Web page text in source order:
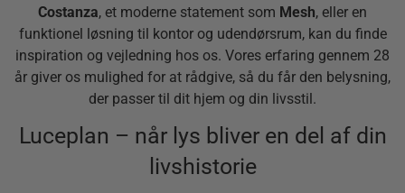
Costanza, et moderne statement som Mesh, eller en
funktionel løsning til kontor og udendørsrum, kan du finde
inspiration og vejledning hos os. Vores erfaring gennem 28
år giver os mulighed for at rådgive, så du får den belysning,
der passer til dit hjem og din livsstil.
Luceplan – når lys bliver en del af din
livshistorie